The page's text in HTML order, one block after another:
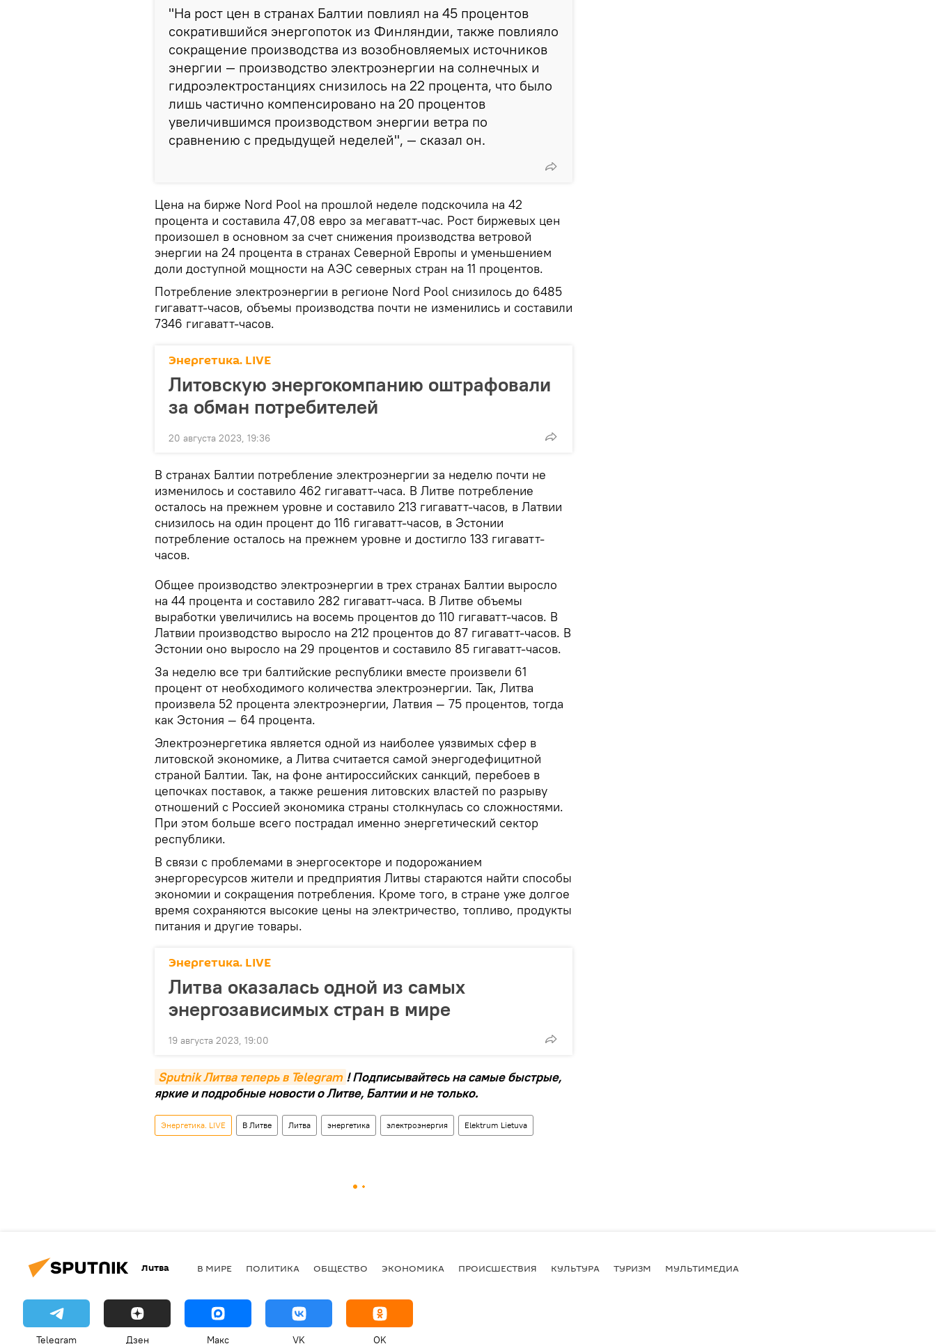
"На рост цен в странах Балтии повлиял на 45 процентов
сократившийся энергопоток из Финляндии, также повлияло
сокращение производства из возобновляемых источников
энергии — производство электроэнергии на солнечных и
гидроэлектростанциях снизилось на 22 процента, что было
лишь частично компенсировано на 20 процентов
увеличившимся производством энергии ветра по
сравнению с предыдущей неделей", — сказал он.
Цена на бирже Nord Pool на прошлой неделе подскочила на 42
процента и составила 47,08 евро за мегаватт-час. Рост биржевых цен
произошел в основном за счет снижения производства ветровой
энергии на 24 процента в странах Северной Европы и уменьшением
доли доступной мощности на АЭС северных стран на 11 процентов.
Потребление электроэнергии в регионе Nord Pool снизилось до 6485
гигаватт-часов, объемы производства почти не изменились и составили
7346 гигаватт-часов.
Энергетика. LIVE
Литовскую энергокомпанию оштрафовали
за обман потребителей
20 августа 2023, 19:36
В странах Балтии потребление электроэнергии за неделю почти не
изменилось и составило 462 гигаватт-часа. В Литве потребление
осталось на прежнем уровне и составило 213 гигаватт-часов, в Латвии
снизилось на один процент до 116 гигаватт-часов, в Эстонии
потребление осталось на прежнем уровне и достигло 133 гигаватт-
часов.
Общее производство электроэнергии в трех странах Балтии выросло
на 44 процента и составило 282 гигаватт-часа. В Литве объемы
выработки увеличились на восемь процентов до 110 гигаватт-часов. В
Латвии производство выросло на 212 процентов до 87 гигаватт-часов. В
Эстонии оно выросло на 29 процентов и составило 85 гигаватт-часов.
За неделю все три балтийские республики вместе произвели 61
процент от необходимого количества электроэнергии. Так, Литва
произвела 52 процента электроэнергии, Латвия — 75 процентов, тогда
как Эстония — 64 процента.
Электроэнергетика является одной из наиболее уязвимых сфер в
литовской экономике, а Литва считается самой энергодефицитной
страной Балтии. Так, на фоне антироссийских санкций, перебоев в
цепочках поставок, а также решения литовских властей по разрыву
отношений с Россией экономика страны столкнулась со сложностями.
При этом больше всего пострадал именно энергетический сектор
республики.
В связи с проблемами в энергосекторе и подорожанием
энергоресурсов жители и предприятия Литвы стараются найти способы
экономии и сокращения потребления. Кроме того, в стране уже долгое
время сохраняются высокие цены на электричество, топливо, продукты
питания и другие товары.
Энергетика. LIVE
Литва оказалась одной из самых
энергозависимых стран в мире
19 августа 2023, 19:00
Sputnik Литва теперь в Telegram ! Подписывайтесь на самые быстрые,
яркие и подробные новости о Литве, Балтии и не только.
Энергетика. LIVE В Литве Литва энергетика электроэнергия Elektrum Lietuva
Литва В МИРЕ ПОЛИТИКА ОБЩЕСТВО ЭКОНОМИКА ПРОИСШЕСТВИЯ КУЛЬТУРА ТУРИЗМ МУЛЬТИМЕДИА
Telegram Дзен Макс VK OK